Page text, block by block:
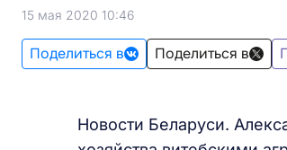
15 мая 2020 10:46
Поделиться в Поделиться в
Новости Беларуси.